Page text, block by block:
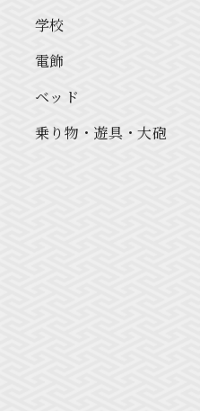
学校
電飾
ベッド
乗り物・遊具・大砲